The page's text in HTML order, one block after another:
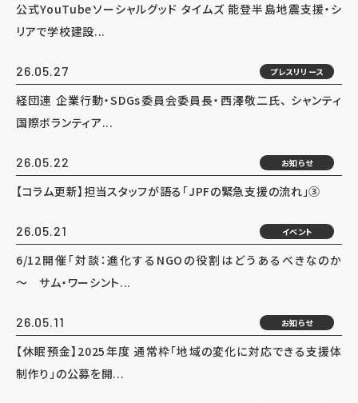
公式YouTubeソーシャルグッド タイムズ 能登半島地震支援・シ
リアで学校建設...
26.05.27 プレスリリース
経団連 企業行動・SDGs委員会委員長・西澤敬二氏、 シャンティ
国際ボランティア...
26.05.22 お知らせ
【コラム更新】担当スタッフが語る「JPFの緊急支援の流れ」③
26.05.21 イベント
6/12開催「対談：進化するNGOの役割はどうあるべきなのか
～ サム・ワーシント...
26.05.11 お知らせ
【休眠預金】2025年度 通常枠「地域の変化に対応できる支援体
制作り」の公募を開...